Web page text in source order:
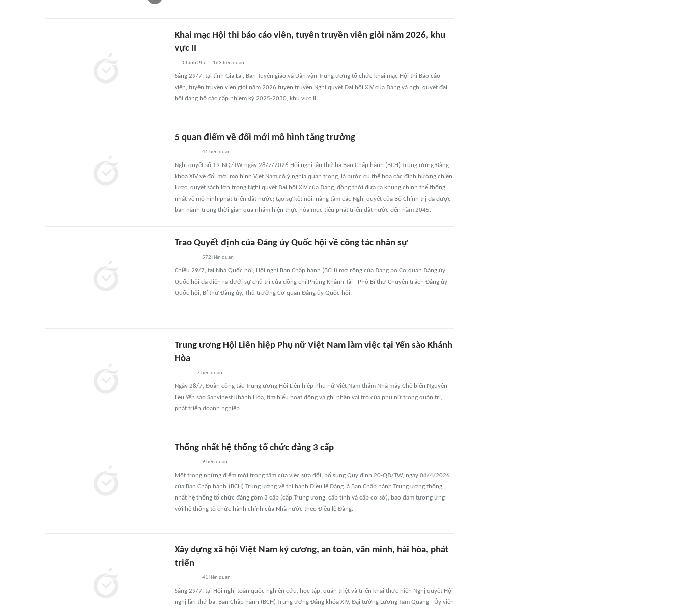
Khai mạc Hội thi báo cáo viên, tuyên truyền viên giỏi năm 2026, khu
vực II
Chính Phủ 163 liên quan
Sáng 29/7, tại tỉnh Gia Lai, Ban Tuyên giáo và Dân vận Trung ương tổ chức khai mạc Hội thi Báo cáo
viên, tuyên truyền viên giỏi năm 2026 tuyên truyền Nghị quyết Đại hội XIV của Đảng và nghị quyết đại
hội đảng bộ các cấp nhiệm kỳ 2025-2030, khu vực II.
5 quan điểm về đổi mới mô hình tăng trưởng
41 liên quan
Nghị quyết số 19-NQ/TW ngày 28/7/2026 Hội nghị lần thứ ba Ban Chấp hành (BCH) Trung ương Đảng
khóa XIV về đổi mới mô hình Việt Nam có ý nghĩa quan trọng, là bước cụ thể hóa các định hướng chiến
lược, quyết sách lớn trong Nghị quyết Đại hội XIV của Đảng; đồng thời đưa ra khung chỉnh thể thống
nhất về mô hình phát triển đất nước; tạo sự kết nối, nâng tầm các Nghị quyết của Bộ Chính trị đã được
ban hành trong thời gian qua nhằm hiện thực hóa mục tiêu phát triển đất nước đến năm 2045.
Trao Quyết định của Đảng ủy Quốc hội về công tác nhân sự
572 liên quan
Chiều 29/7, tại Nhà Quốc hội, Hội nghị Ban Chấp hành (BCH) mở rộng của Đảng bộ Cơ quan Đảng ủy
Quốc hội đã diễn ra dưới sự chủ trì của đồng chí Phùng Khánh Tài - Phó Bí thư Chuyên trách Đảng ủy
Quốc hội, Bí thư Đảng ủy, Thủ trưởng Cơ quan Đảng ủy Quốc hội.
Trung ương Hội Liên hiệp Phụ nữ Việt Nam làm việc tại Yến sào Khánh
Hòa
7 liên quan
Ngày 28/7, Đoàn công tác Trung ương Hội Liên hiệp Phụ nữ Việt Nam thăm Nhà máy Chế biến Nguyên
liệu Yến sào Sanvinest Khánh Hòa, tìm hiểu hoạt động và ghi nhận vai trò của phụ nữ trong quản trị,
phát triển doanh nghiệp.
Thống nhất hệ thống tổ chức đảng 3 cấp
9 liên quan
Một trong những điểm mới trọng tâm của việc sửa đổi, bổ sung Quy định 20-QĐ/TW, ngày 08/4/2026
của Ban Chấp hành ̣̣̣(BCH) Trung ương về thi hành Điều lệ Đảng là Ban Chấp hành Trung ương thống
nhất hệ thống tổ chức đảng gồm 3 cấp (cấp Trung ương, cấp tỉnh và cấp cơ sở), bảo đảm tương ứng
với hệ thống tổ chức hành chính của Nhà nước theo Điều lệ Đảng.
Xây dựng xã hội Việt Nam kỷ cương, an toàn, văn minh, hài hòa, phát
triển
41 liên quan
Sáng 29/7, tại Hội nghị toàn quốc nghiên cứu, học tập, quán triệt và triển khai thực hiện Nghị quyết Hội
nghị lần thứ ba, Ban Chấp hành (BCH) Trung ương Đảng khóa XIV, Đại tướng Lương Tam Quang - Ủy viên